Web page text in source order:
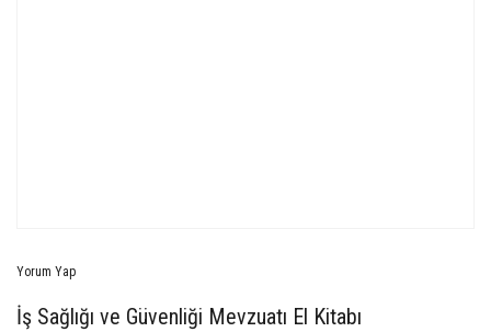
Yorum Yap
İş Sağlığı ve Güvenliği Mevzuatı El Kitabı